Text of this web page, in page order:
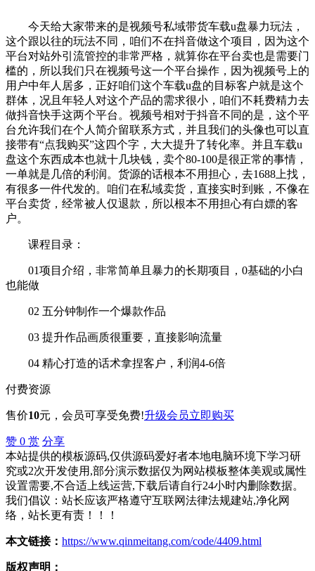
今天给大家带来的是视频号私域带货车载u盘暴力玩法，
这个跟以往的玩法不同，咱们不在抖音做这个项目，因为这个
平台对站外引流管控的非常严格，就算你在平台卖也是需要门
槛的，所以我们只在视频号这一个平台操作，因为视频号上的
用户中年人居多，正好咱们这个车载u盘的目标客户就是这个
群体，况且年轻人对这个产品的需求很小，咱们不耗费精力去
做抖音快手这两个平台。视频号相对于抖音不同的是，这个平
台允许我们在个人简介留联系方式，并且我们的头像也可以直
接带有“点我购买”这四个字，大大提升了转化率。并且车载u
盘这个东西成本也就十几块钱，卖个80-100是很正常的事情，
一单就是几倍的利润。货源的话根本不用担心，去1688上找，
有很多一件代发的。咱们在私域卖货，直接实时到账，不像在
平台卖货，经常被人仅退款，所以根本不用担心有白嫖的客
户。
课程目录：
01项目介绍，非常简单且暴力的长期项目，0基础的小白
也能做
02 五分钟制作一个爆款作品
03 提升作品画质很重要，直接影响流量
04 精心打造的话术拿捏客户，利润4-6倍
付费资源
售价10元 ，会员可享受免费!升级会员立即购买
赞 0 赏 分享
本站提供的模板源码,仅供源码爱好者本地电脑环境下学习研
究或2次开发使用,部分演示数据仅为网站模板整体美观或属性
设置需要,不合适上线运营,下载后请自行24小时内删除数据。
我们倡议：站长应该严格遵守互联网法律法规建站,净化网
络，站长更有责！！！
本文链接： https://www.qinmeitang.com/code/4409.html
版权声明：